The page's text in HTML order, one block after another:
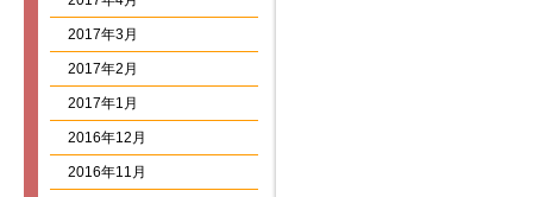
2017年3月
2017年2月
2017年1月
2016年12月
2016年11月